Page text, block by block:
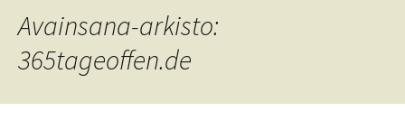
Avainsana-arkisto:
365tageoffen.de